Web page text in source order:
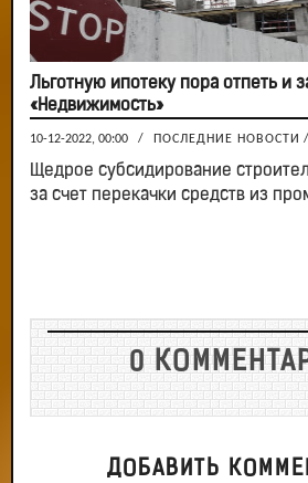
Льготную ипотеку пора отпеть и
«Недвижимость»
10-12-2022, 00:00 / ПОСЛЕДНИЕ НОВОСТИ /
Щедрое субсидирование
за счет перекачки средств из
0
ДОБАВИТЬ